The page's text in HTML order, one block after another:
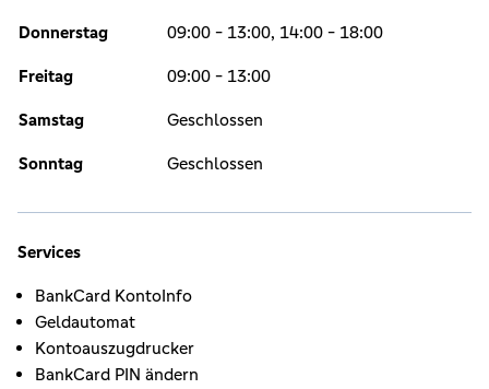
Donnerstag 09:00 - 13:00, 14:00 - 18:00
Freitag 09:00 - 13:00
Samstag Geschlossen
Sonntag Geschlossen
Services
BankCard KontoInfo
Geldautomat
Kontoauszugdrucker
BankCard PIN ändern